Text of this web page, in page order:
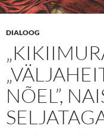
DIALOOG
NÕEL”,